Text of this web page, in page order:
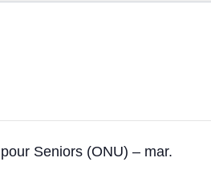
Seniors (ONU) – mar.